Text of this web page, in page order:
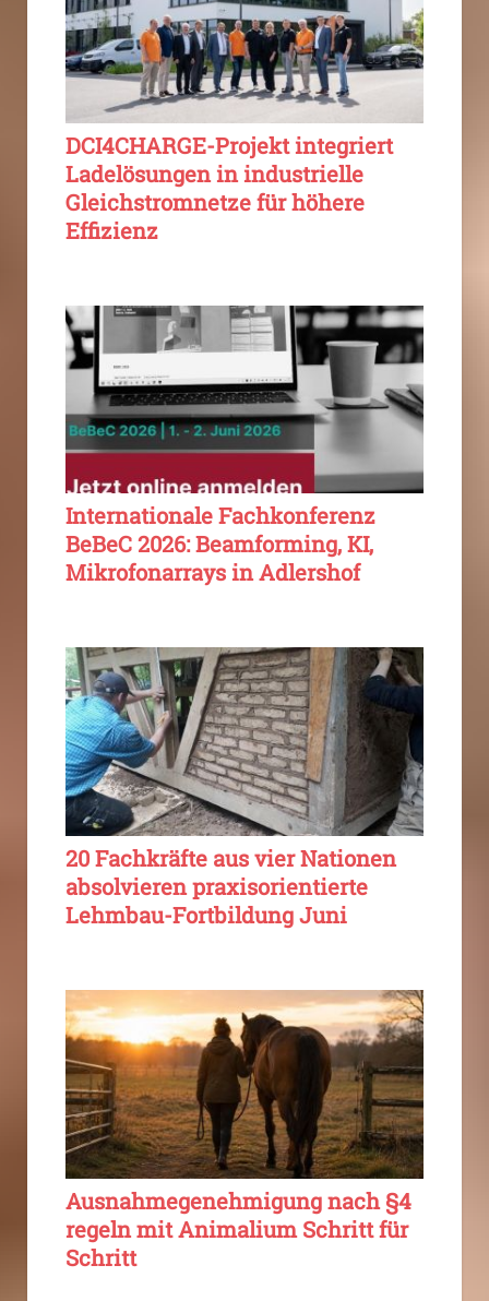
DCI4CHARGE-Projekt integriert
Ladelösungen in industrielle
Gleichstromnetze für höhere
Effizienz
Internationale Fachkonferenz
BeBeC 2026: Beamforming, KI,
Mikrofonarrays in Adlershof
20 Fachkräfte aus vier Nationen
absolvieren praxisorientierte
Lehmbau-Fortbildung Juni
Ausnahmegenehmigung nach §4
regeln mit Animalium Schritt für
Schritt